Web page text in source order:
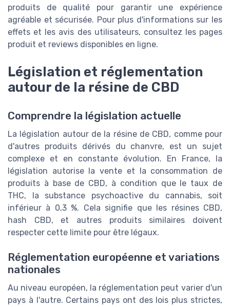
produits de qualité pour garantir une expérience
agréable et sécurisée. Pour plus d'informations sur les
effets et les avis des utilisateurs, consultez les pages
produit et reviews disponibles en ligne.
Législation et réglementation
autour de la résine de CBD
Comprendre la législation actuelle
La législation autour de la résine de CBD, comme pour
d'autres produits dérivés du chanvre, est un sujet
complexe et en constante évolution. En France, la
législation autorise la vente et la consommation de
produits à base de CBD, à condition que le taux de
THC, la substance psychoactive du cannabis, soit
inférieur à 0,3 %. Cela signifie que les résines CBD,
hash CBD, et autres produits similaires doivent
respecter cette limite pour être légaux.
Réglementation européenne et variations
nationales
Au niveau européen, la réglementation peut varier d'un
pays à l'autre. Certains pays ont des lois plus strictes,